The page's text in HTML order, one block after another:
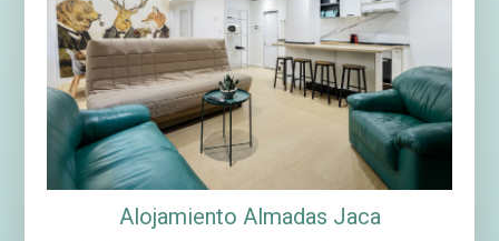
Alojamiento Almadas Jaca